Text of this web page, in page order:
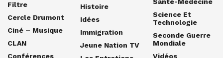
Filtre
Cercle Drumont
Ciné – Musique
CLAN
Conférences
Histoire
Idées
Immigration
Jeune Nation TV
Santé-Médecine
Science Et
Technologie
Seconde Guerre
Mondiale
Vidéos